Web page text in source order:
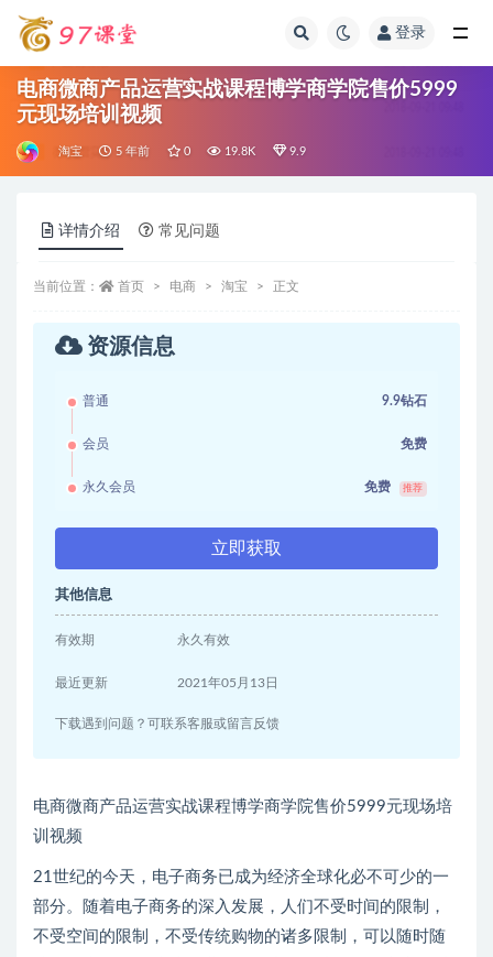
登录
电商微商产品运营实战课程博学商学院售价5999
元现场培训视频
淘宝 5 年前 0 19.8K 9.9
详情介绍 常见问题
当前位置： 首页 电商 淘宝 正文
资源信息
普通 9.9钻石
会员 免费
永久会员 免费 推荐
立即获取
其他信息
有效期 永久有效
最近更新 2021年05月13日
下载遇到问题？可联系客服或留言反馈
电商微商产品运营实战课程博学商学院售价5999元现场培
训视频
21世纪的今天，电子商务已成为经济全球化必不可少的一
部分。随着电子商务的深入发展，人们不受时间的限制，
不受空间的限制，不受传统购物的诸多限制，可以随时随